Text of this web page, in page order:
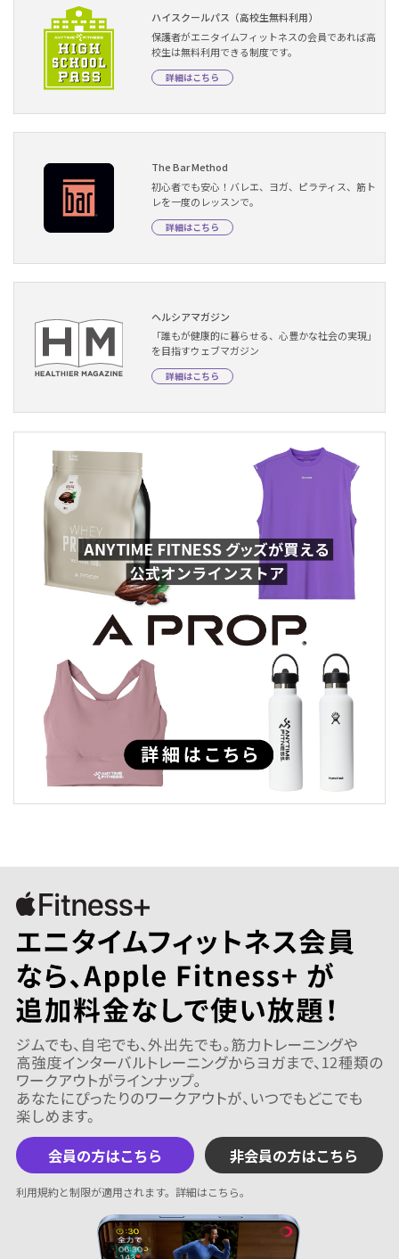
ハイスクールパス（高校生無料利用）
保護者がエニタイムフィットネスの会員であれば高
校生は無料利用できる制度です。
詳細はこちら
The Bar Method
初心者でも安心！バレエ、ヨガ、ピラティス、筋ト
レを一度のレッスンで。
詳細はこちら
ヘルシアマガジン
「誰もが健康的に暮らせる、心豊かな社会の実現」
を目指すウェブマガジン
詳細はこちら
会員の方はこちら 非会員の方はこちら
利用規約と制限が適用されます。 詳細はこちら。